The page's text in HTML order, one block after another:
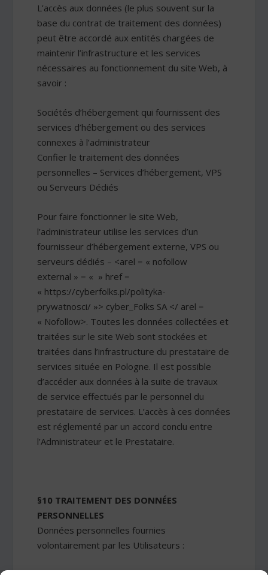
L’accès aux données (le plus souvent sur la
base du contrat de traitement des données)
peut être accordé aux entités chargées de
maintenir l’infrastructure et les services
nécessaires au fonctionnement du site Web, à
savoir :
Sociétés d’hébergement qui fournissent des
services d’hébergement ou des services
connexes à l’administrateur
Confier le traitement des données
personnelles – Services d’hébergement, VPS
ou Serveurs Dédiés
Pour faire fonctionner le site Web,
l’administrateur utilise les services d’un
fournisseur d’hébergement externe, VPS ou
serveurs dédiés – <arel = « nofollow
external » = « » href =
« https://cyberfolks.pl/polityka-
prywatnosci/ »> cyber_Folks SA </ arel =
« Nofollow>. Toutes les données collectées et
traitées sur le site Web sont stockées et
traitées dans l’infrastructure du prestataire de
services située en Pologne. Il est possible
d’accéder aux données à la suite de travaux
de service effectués par le personnel du
prestataire de services. L’accès à ces données
est réglementé par un accord conclu entre
l’Administrateur et le Prestataire.
§10 TRAITEMENT DES DONNÉES
PERSONNELLES
Données personnelles fournies
volontairement par les Utilisateurs :